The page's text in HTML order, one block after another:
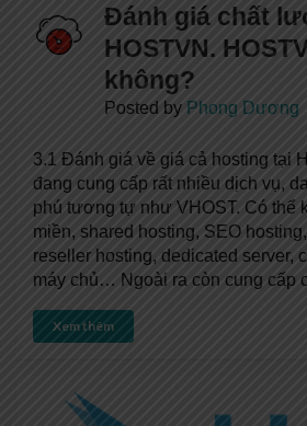
Đánh giá chất
HOSTVN.
không?
Posted by Phong Dương
3.1 Đánh giá về giá cả hosting tại
đang cung cấp rất nhiều dịch vụ,
phú tương tự như VHOST. Có thể
miền, shared hosting, SEO
reseller hosting, dedicated server,
máy chủ… Ngoài ra còn cung cấp
Xem thêm